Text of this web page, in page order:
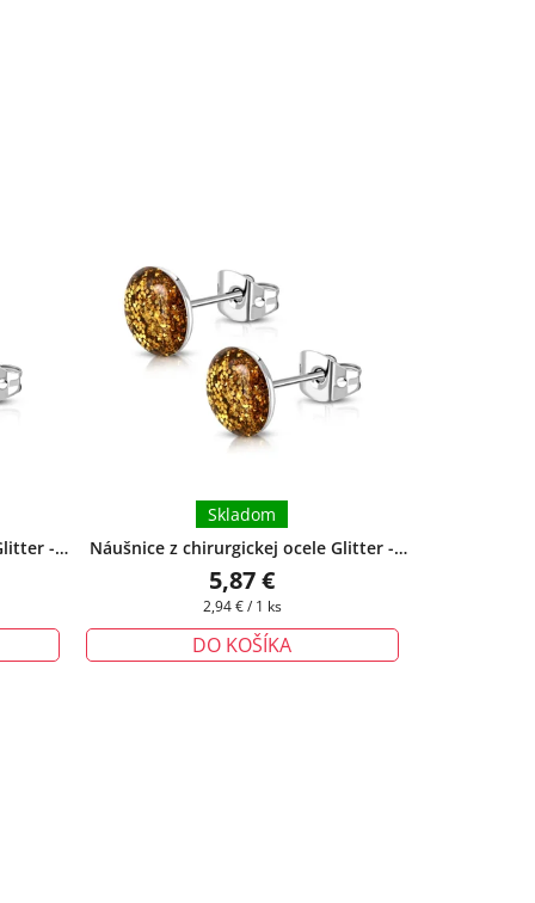
-
Náušnice z chirurgickej ocele Glitter -
+ darčeková krabička
zadarmo
Skladom
5,87 €
Jednotková
2,94 € / 1 ks
DO KOŠÍKA